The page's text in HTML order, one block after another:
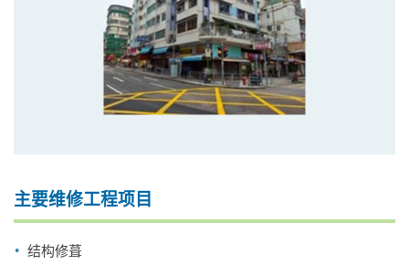
主要维修工程项目
结构修葺